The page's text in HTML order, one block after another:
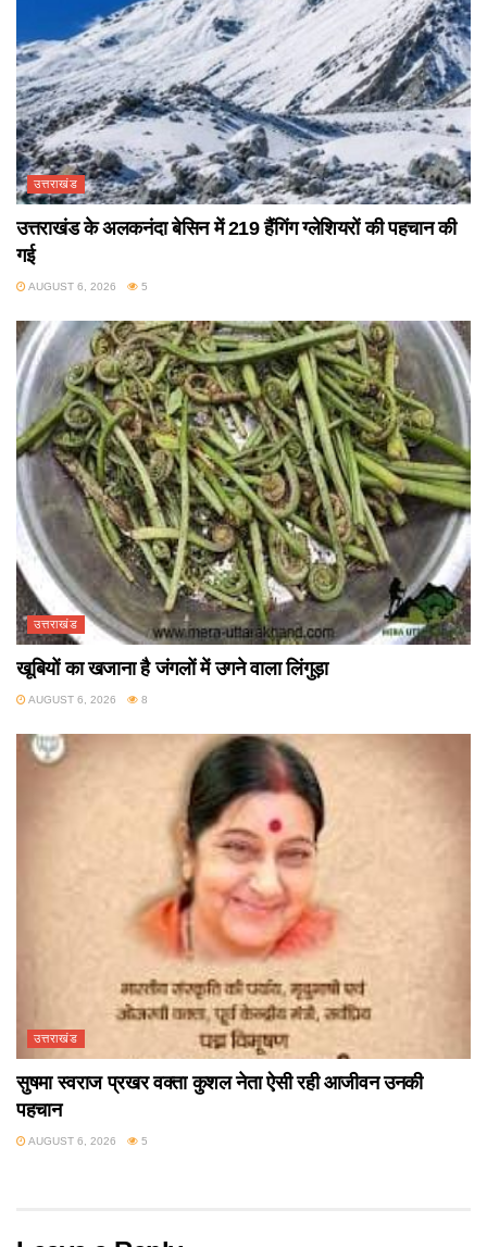
उत्तराखंड
उत्तराखंड के अलकनंदा बेसिन में 219 हैंगिंग ग्लेशियरों की पहचान की
गई
AUGUST 6, 2026 5
उत्तराखंड
खूबियों का खजाना है जंगलों में उगने वाला लिंगुड़ा
AUGUST 6, 2026 8
उत्तराखंड
सुषमा स्वराज प्रखर वक्ता कुशल नेता ऐसी रही आजीवन उनकी
पहचान
AUGUST 6, 2026 5